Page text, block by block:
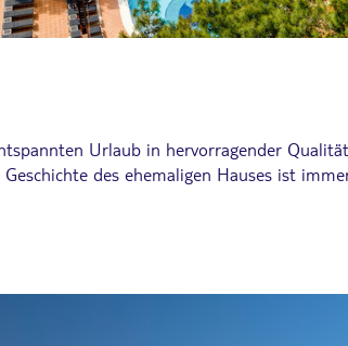
Urlaub in hervorragender
des ehemaligen Hauses ist